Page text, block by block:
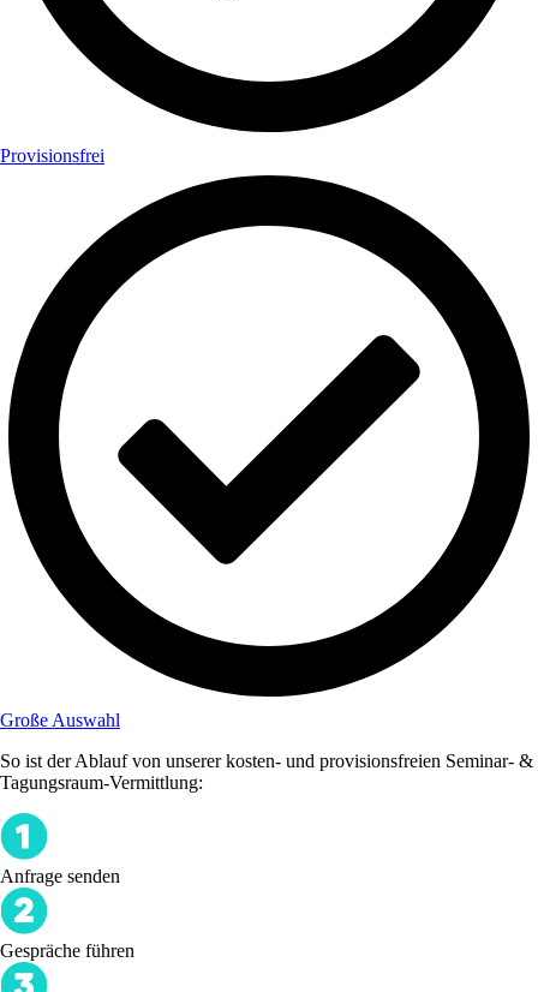
Provisionsfrei
Große Auswahl
So ist der Ablauf von unserer kosten- und provisionsfreien Seminar- &
Tagungsraum-Vermittlung:
Anfrage senden
Gespräche führen